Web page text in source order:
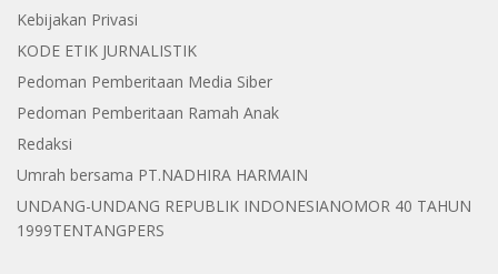
Kebijakan Privasi
KODE ETIK JURNALISTIK
Pedoman Pemberitaan Media Siber
Pedoman Pemberitaan Ramah Anak
Redaksi
Umrah bersama PT.NADHIRA HARMAIN
UNDANG-UNDANG REPUBLIK INDONESIANOMOR 40 TAHUN
1999TENTANGPERS